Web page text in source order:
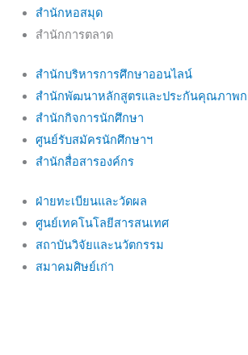
สำนักหอสมุด
สำนักการตลาด
สำนักบริหารการศึกษาออนไลน์
สำนักพัฒนาหลักสูตรและประกันคุณภาพก
สำนักกิจการนักศึกษา
ศูนย์รับสมัครนักศึกษาฯ
สำนักสื่อสารองค์กร
ฝ่ายทะเบียนและวัดผล
ศูนย์เทคโนโลยีสารสนเทศ
สถาบันวิจัยและนวัตกรรม
สมาคมศิษย์เก่า